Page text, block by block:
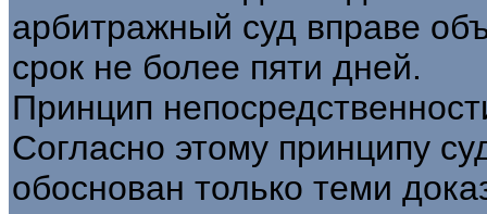
арбитражный суд вправе
срок не более пяти дней.
Принцип
Согласно этому принципу
обоснован только теми